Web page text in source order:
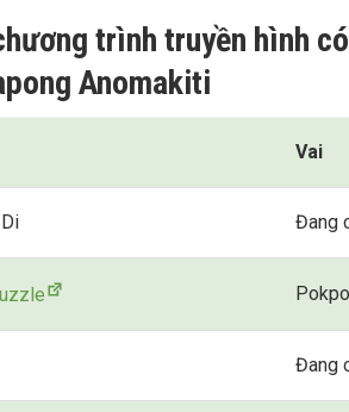
trình truyền hình
Anomakiti
Vai
Đang
Đang